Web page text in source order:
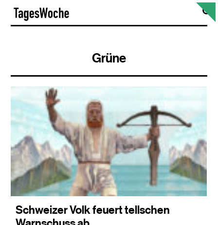
Skip
content
Grüne
Schweizer Volk feuert tellschen